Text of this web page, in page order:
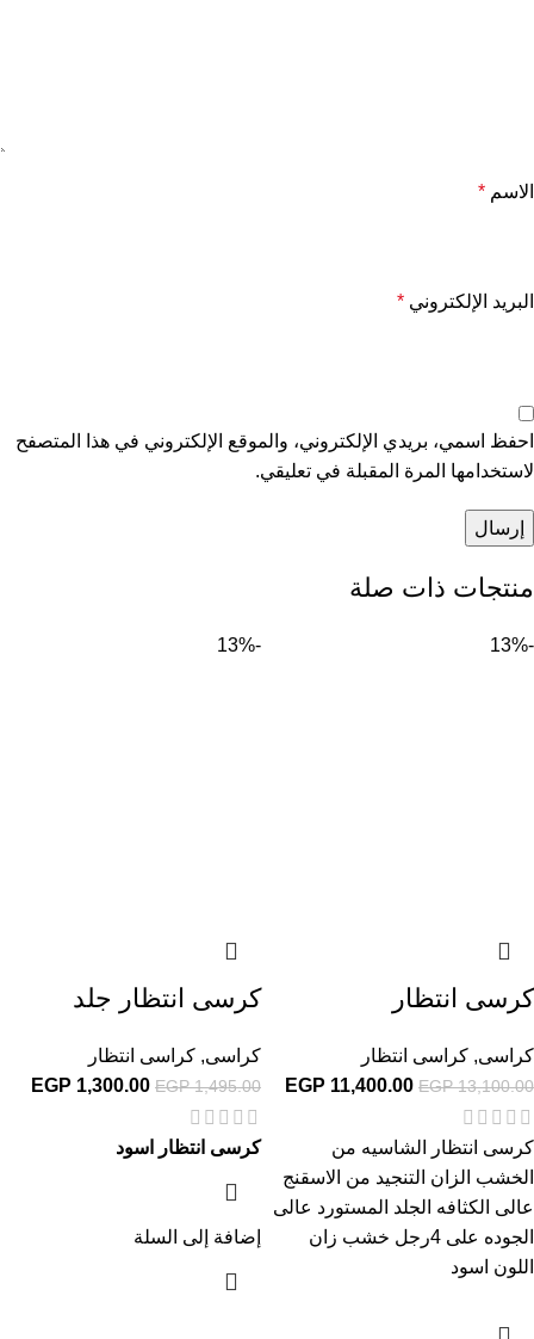
الاسم *
البريد الإلكتروني *
احفظ اسمي، بريدي الإلكتروني، والموقع الإلكتروني في هذا المتصفح
لاستخدامها المرة المقبلة في تعليقي.
منتجات ذات صلة
-13%
كرسى انتظار
كراسى, كراسى انتظار
EGP13,100.00
EGP 11,400.00
كرسى انتظار الشاسيه من
الخشب الزان التنجيد من الاسقنج
عالى الكثافه الجلد المستورد عالى
الجوده على 4رجل خشب زان
اللون اسود
-13%
كرسى انتظار جلد
كراسى, كراسى انتظار
EGP1,495.00
EGP 1,300.00
كرسى انتظار اسود
إضافة إلى السلة